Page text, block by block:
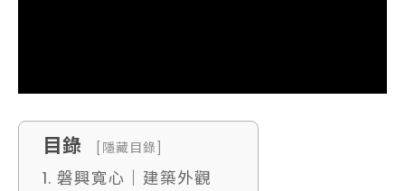
目錄 [隱藏目錄]
1. 磐興寬心｜建築外觀